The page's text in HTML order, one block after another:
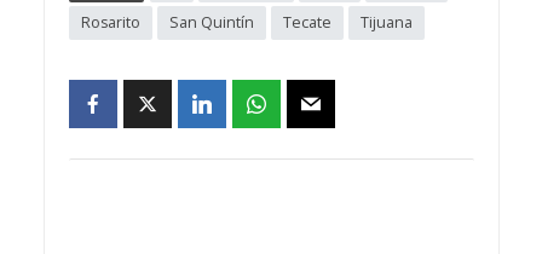
Rosarito
San Quintín Tecate Tijuana